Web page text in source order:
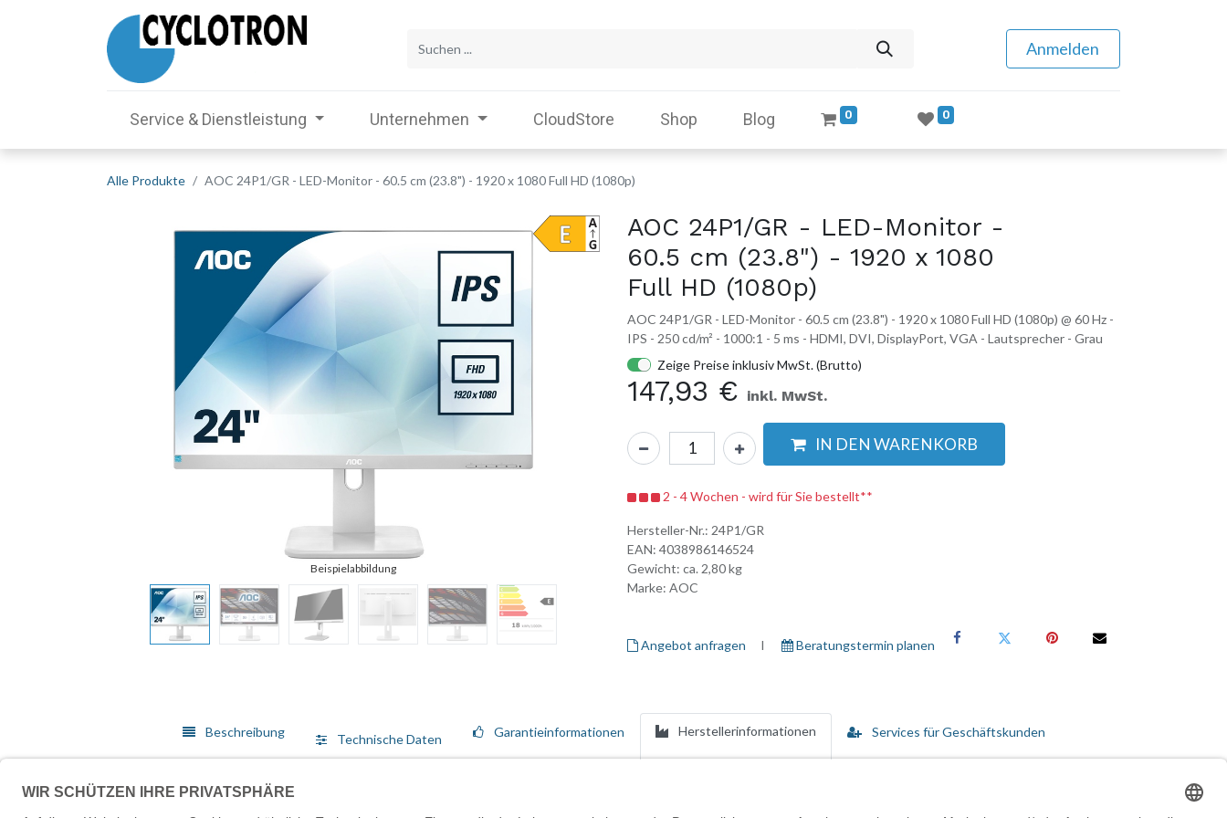
Anmelden
Service & Dienstleistung Unternehmen CloudStore Shop Blog 0 0
Alle Produkte AOC 24P1/GR - LED-Monitor - 60.5 cm (23.8") - 1920 x 1080 Full HD (1080p)
AOC 24P1/GR - LED-Monitor -
60.5 cm (23.8") - 1920 x 1080
Full HD (1080p)
AOC 24P1/GR - LED-Monitor - 60.5 cm (23.8") - 1920 x 1080 Full HD (1080p) @ 60 Hz -
IPS - 250 cd/m² - 1000:1 - 5 ms - HDMI, DVI, DisplayPort, VGA - Lautsprecher - Grau
Zeige Preise inklusiv MwSt. (Brutto)
147,93 € inkl. MwSt.
IN DEN WARENKORB
2 - 4 Wochen - wird für Sie bestellt**
Hersteller-Nr.: 24P1/GR
EAN: 4038986146524
Gewicht: ca. 2,80kg
Marke: AOC
Angebot anfragen I ​ Beratungstermin planen
Beschreibung Technische Daten Garantieinformationen Herstellerinformationen Services für Geschäftskunden
Das Anpassen Ihres AOC-Monitors an Ihre Bedürfnisse hilft Ihnen nicht nur dabei, Müdigkeit zu reduzieren und Ihren Körper gesund zu halten. Es hilft Ihnen und Ihrem Team